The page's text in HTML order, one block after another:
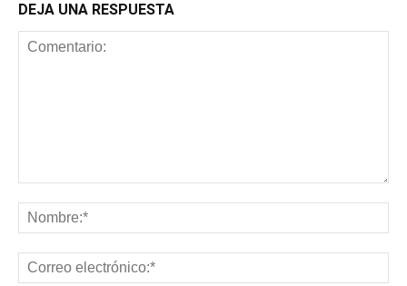
DEJA UNA RESPUESTA